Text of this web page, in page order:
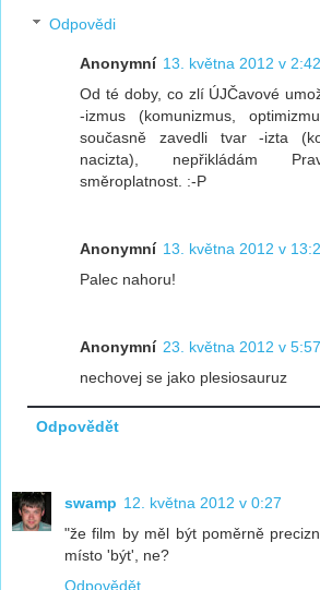
Odpovědi
Anonymní 13. května 2012 v 2:42
Od té doby, co zlí ÚJČavové
-izmus (komunizmus,
současně zavedli tvar -izta
nacizta), nepřikládám
směroplatnost. :-P
Anonymní 13. května 2012 v
Palec nahoru!
Anonymní 23. května 2012 v 5:57
nechovej se jako plesiosauruz
Odpovědět
swamp 12. května 2012 v 0:27
"že film by měl být poměrně
místo 'být', ne?
Odpovědět